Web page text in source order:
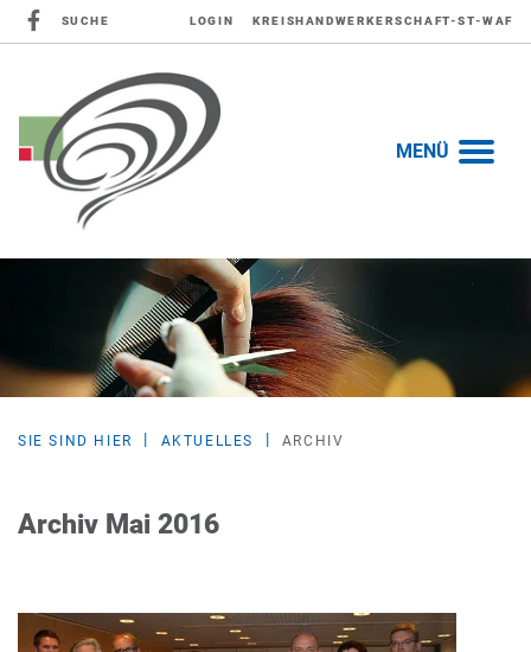
SUCHE LOGIN KREISHANDWERKERSCHAFT-ST-WAF
MENÜ
SIE SIND HIER AKTUELLES ARCHIV
Archiv Mai 2016